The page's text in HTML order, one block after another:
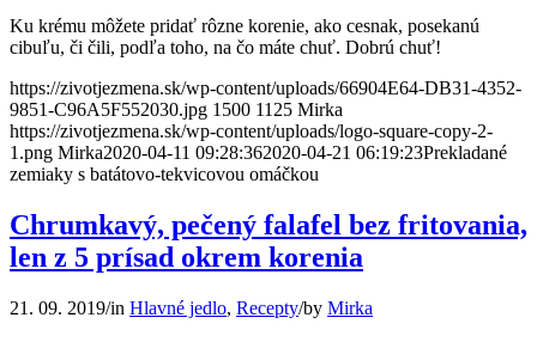
Ku krému môžete pridať rôzne korenie, ako cesnak, posekanú
cibuľu, či čili, podľa toho, na čo máte chuť. Dobrú chuť!
https://zivotjezmena.sk/wp-content/uploads/66904E64-DB31-4352-
9851-C96A5F552030.jpg 1500 1125 Mirka
https://zivotjezmena.sk/wp-content/uploads/logo-square-copy-2-
1.png Mirka2020-04-11 09:28:362020-04-21 06:19:23Prekladané
zemiaky s batátovo-tekvicovou omáčkou
Chrumkavý, pečený falafel bez fritovania,
len z 5 prísad okrem korenia
21. 09. 2019/in Hlavné jedlo, Recepty/by Mirka